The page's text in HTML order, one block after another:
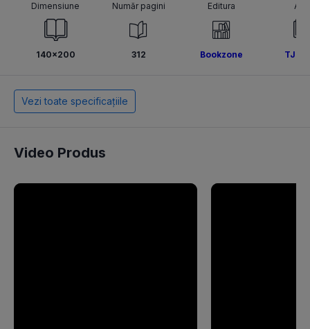
Dimensiune
140x200
Număr pagini
312
Editura
Bookzone TJ
Vezi toate specificațiile
Video Produs